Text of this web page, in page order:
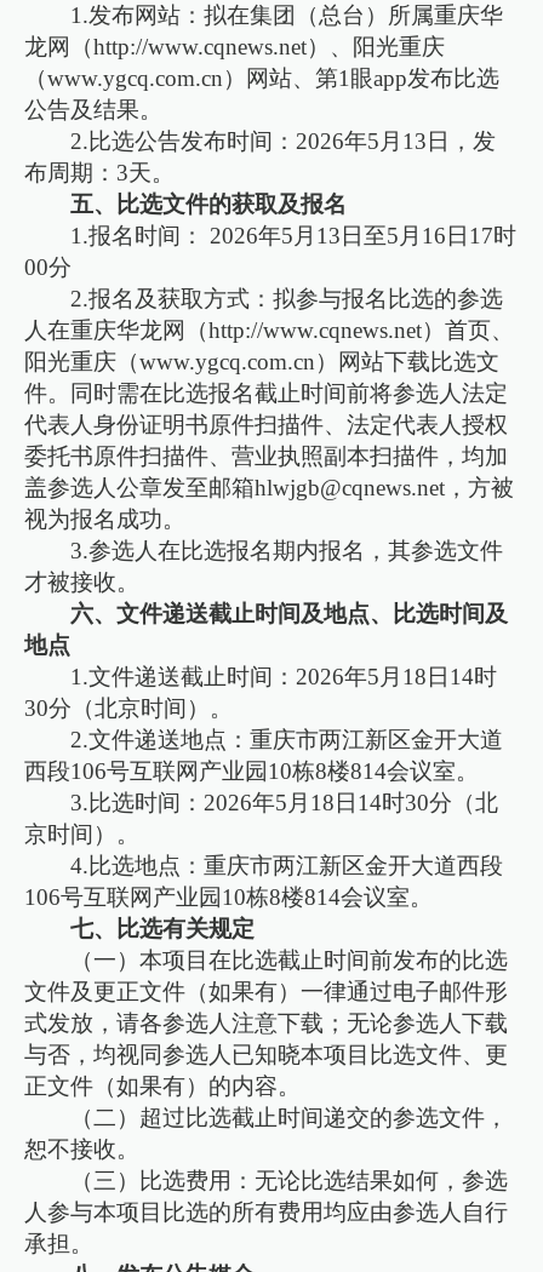
1.发布网站：拟在集团（总台）所属重庆华
龙网（http://www.cqnews.net）、阳光重庆
（www.ygcq.com.cn）网站、第1眼app发布比选
公告及结果。
2.比选公告发布时间：2026年5月13日，发
布周期：3天。
五、比选文件的获取及报名
1.报名时间： 2026年5月13日至5月16日17时
00分
2.报名及获取方式：拟参与报名比选的参选
人在重庆华龙网（http://www.cqnews.net）首页、
阳光重庆（www.ygcq.com.cn）网站下载比选文
件。同时需在比选报名截止时间前将参选人法定
代表人身份证明书原件扫描件、法定代表人授权
委托书原件扫描件、营业执照副本扫描件，均加
盖参选人公章发至邮箱hlwjgb@cqnews.net，方被
视为报名成功。
3.参选人在比选报名期内报名，其参选文件
才被接收。
六、文件递送截止时间及地点、比选时间及
地点
1.文件递送截止时间：2026年5月18日14时
30分（北京时间）。
2.文件递送地点：重庆市两江新区金开大道
西段106号互联网产业园10栋8楼814会议室。
3.比选时间：2026年5月18日14时30分（北
京时间）。
4.比选地点：重庆市两江新区金开大道西段
106号互联网产业园10栋8楼814会议室。
七、比选有关规定
（一）本项目在比选截止时间前发布的比选
文件及更正文件（如果有）一律通过电子邮件形
式发放，请各参选人注意下载；无论参选人下载
与否，均视同参选人已知晓本项目比选文件、更
正文件（如果有）的内容。
（二）超过比选截止时间递交的参选文件，
恕不接收。
（三）比选费用：无论比选结果如何，参选
人参与本项目比选的所有费用均应由参选人自行
承担。